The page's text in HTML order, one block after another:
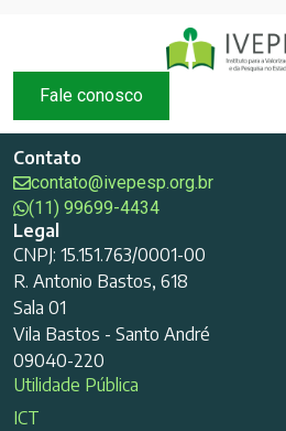
Fale conosco
Contato
contato@ivepesp.org.br
(11) 99699-4434
Legal
CNPJ: 15.151.763/0001-00
R. Antonio Bastos, 618
Sala 01
Vila Bastos - Santo André
09040-220
Utilidade Pública
ICT